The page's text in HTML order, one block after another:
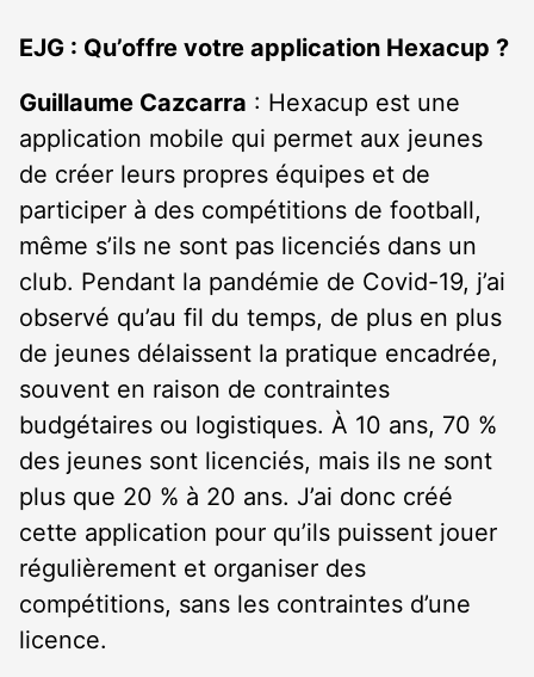
EJG : Qu’offre votre application Hexacup ?
Guillaume Cazcarra : Hexacup est une
application mobile qui permet aux jeunes
de créer leurs propres équipes et de
participer à des compétitions de football,
même s’ils ne sont pas licenciés dans un
club. Pendant la pandémie de Covid-19, j’ai
observé qu’au fil du temps, de plus en plus
de jeunes délaissent la pratique encadrée,
souvent en raison de contraintes
budgétaires ou logistiques. À 10 ans, 70 %
des jeunes sont licenciés, mais ils ne sont
plus que 20 % à 20 ans. J’ai donc créé
cette application pour qu’ils puissent jouer
régulièrement et organiser des
compétitions, sans les contraintes d’une
licence.